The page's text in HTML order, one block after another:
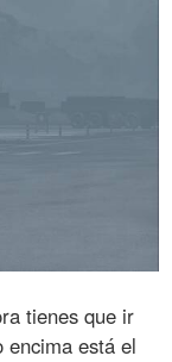
tienes que ir
encima está el